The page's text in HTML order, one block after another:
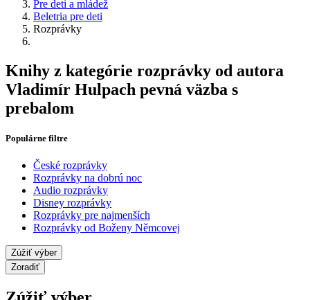
Pre deti a mládež
Beletria pre deti
Rozprávky
Knihy z kategórie rozprávky od autora
Vladimír Hulpach pevná väzba s
prebalom
Populárne filtre
České rozprávky
Rozprávky na dobrú noc
Audio rozprávky
Disney rozprávky
Rozprávky pre najmenších
Rozprávky od Boženy Němcovej
Zúžiť výber
Zoradiť